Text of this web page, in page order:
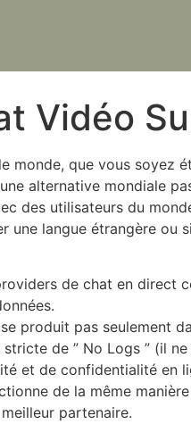
Vidéo
monde, que vous soyez
alternative mondiale
des utilisateurs du
une langue étrangère
de chat en direct
produit pas seulement
de ” No Logs ” (il
et de confidentialité en
de la même
partenaire.